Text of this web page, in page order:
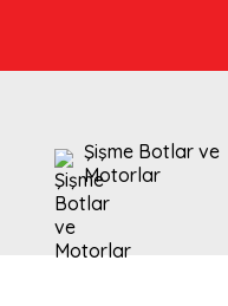
Şişme Botlar ve
Motorlar